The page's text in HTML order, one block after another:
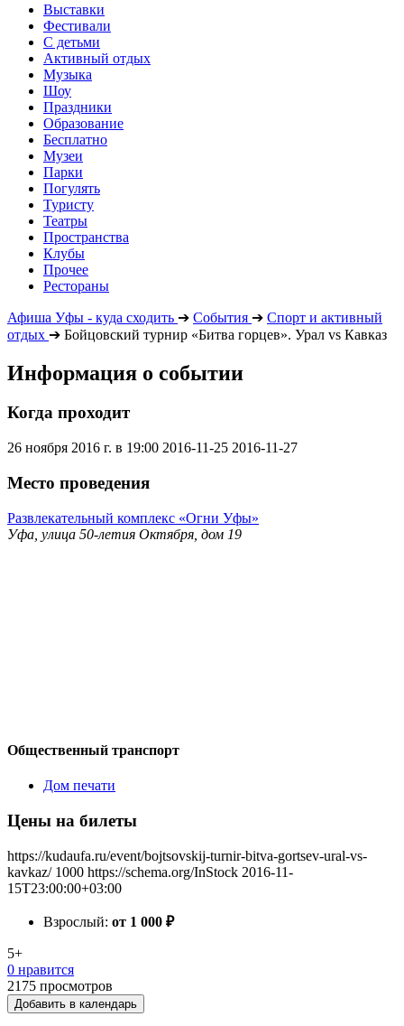
Выставки
Фестивали
С детьми
Активный отдых
Музыка
Шоу
Праздники
Образование
Бесплатно
Музеи
Парки
Погулять
Туристу
Театры
Пространства
Клубы
Прочее
Рестораны
Афиша Уфы - куда сходить ➔ События ➔ Спорт и активный
отдых ➔ Бойцовский турнир «Битва горцев». Урал vs Кавказ
Информация о событии
Когда проходит
26 ноября 2016 г. в 19:00 2016-11-25 2016-11-27
Место проведения
Развлекательный комплекс «Огни Уфы»
Уфа, улица 50-летия Октября, дом 19
Общественный транспорт
Дом печати
Цены на билеты
https://kudaufa.ru/event/bojtsovskij-turnir-bitva-gortsev-ural-vs-
kavkaz/ 1000 https://schema.org/InStock 2016-11-
15T23:00:00+03:00
Взрослый: от 1 000 ₽
5+
0 нравится
2175 просмотров
Добавить в календарь